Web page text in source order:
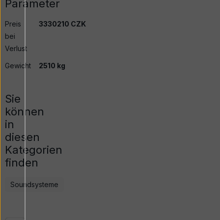
Parameter
Preis
bei
Verlust
3330210 CZK
Gewicht 2510 kg
Sie
können
in
diesen
Kategorien
finden
Soundsysteme